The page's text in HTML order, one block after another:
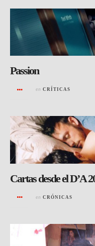
Passion
en CRÍTICAS
Cartas desde el D’A
en CRÓNICAS